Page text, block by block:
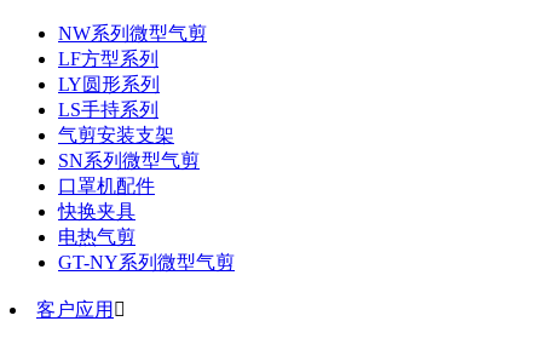
NW系列微型气剪
LF方型系列
LY圆形系列
LS手持系列
气剪安装支架
SN系列微型气剪
口罩机配件
快换夹具
电热气剪
GT-NY系列微型气剪
客户应用 